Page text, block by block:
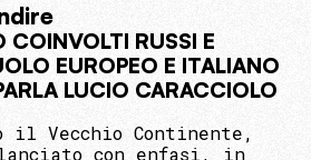
RUSSI E
EUROPEO E ITALIANO
LUCIO CARACCIOLO
il Vecchio Continente,
con enfasi, in